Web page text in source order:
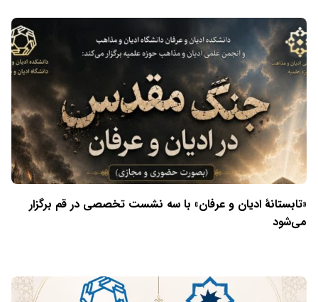
«تابستانهٔ ادیان و عرفان» با سه نشست تخصصی در قم برگزار
می‌شود